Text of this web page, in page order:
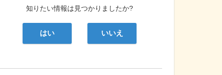
知りたい情報は見つかりましたか?
はい いいえ